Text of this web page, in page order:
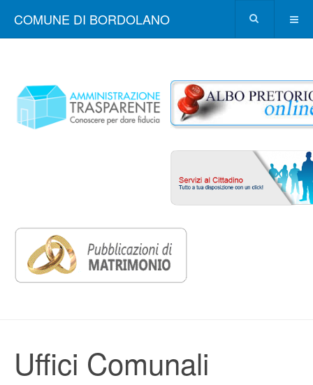
COMUNE DI BORDOLANO
Uffici Comunali